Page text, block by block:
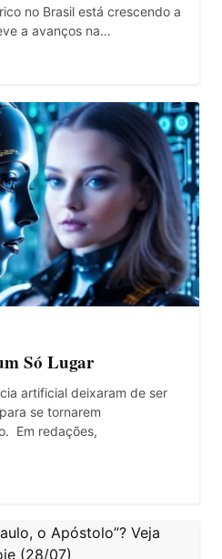
no Brasil está crescendo a
a avanços na…
Só Lugar
artificial deixaram de ser
se tornarem
Em redações,